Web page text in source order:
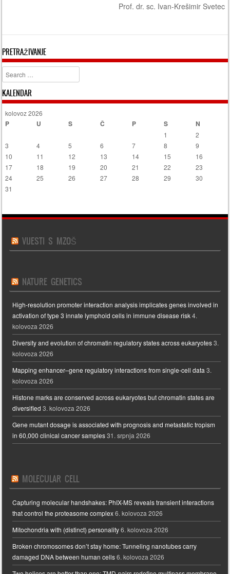
Prof. dr. sc. Ivan-Krešimir Svetec
PRETRAŽIVANJE
Search
KALENDAR
kolovoz 2026
P U S Č P S N
1
2
3
4 5 6 7 8
9
10
11 12 13 14 15
16
17
18 19 20 21 22
23
24
25 26 27 28 29
30
31
VIJESTI S MZOŠ
NATURE GENETICS
High-resolution promoter interaction analysis implicates genes involved in
activation of type 3 innate lymphoid cells in immune disease risk 4.
kolovoza 2026
Diversity and evolution of chromatin regulatory states across eukaryotes 3.
kolovoza 2026
Mapping enhancer–gene regulatory interactions from single-cell data 3.
kolovoza 2026
Histone marks are conserved across eukaryotes but chromatin states are
diversified 3. kolovoza 2026
Gene mutant dosage is associated with prognosis and metastatic tropism
in 60,000 clinical cancer samples 31. srpnja 2026
MOLECULAR CELL
Capturing molecular handshakes: PhIX-MS reveals transient interactions
that control the proteasome complex 6. kolovoza 2026
Mitochondria with (distinct) personality 6. kolovoza 2026
Broken chromosomes don’t stay home: Tunneling nanotubes carry
damaged DNA between human cells 6. kolovoza 2026